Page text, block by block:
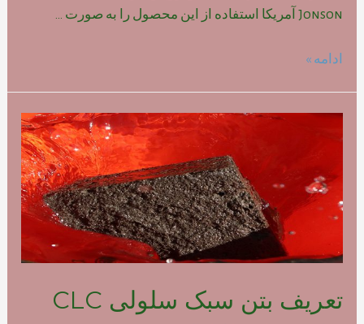
Jonson آمریکا استفاده از این محصول را به صورت …
تاریخچه
ادامه »
تعریف بتن سبک سلولی CLC